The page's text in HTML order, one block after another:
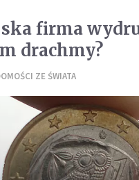
firma
drachmy?
ZE ŚWIATA